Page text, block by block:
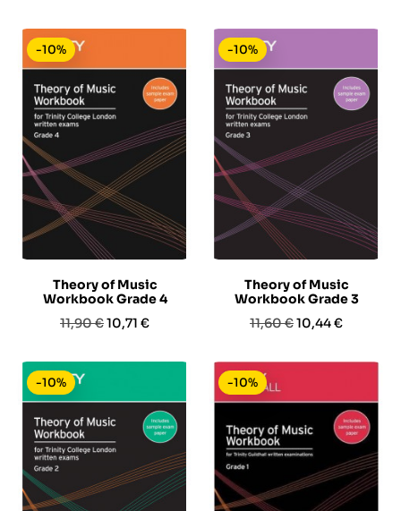
Theory of Music
Workbook Grade 4
Prezzo
11,90 €Prezzo
10,71 €
-10%
Theory of Music
Workbook Grade 3
Prezzo
11,60 €Prezzo
10,44 €
-10%
-10% -10%